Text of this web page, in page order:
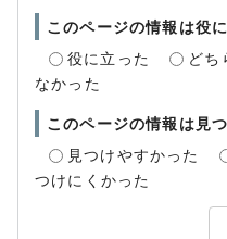
このページの情報は役
役に立った
どち
なかった
このページの情報は見
見つけやすかった
つけにくかった